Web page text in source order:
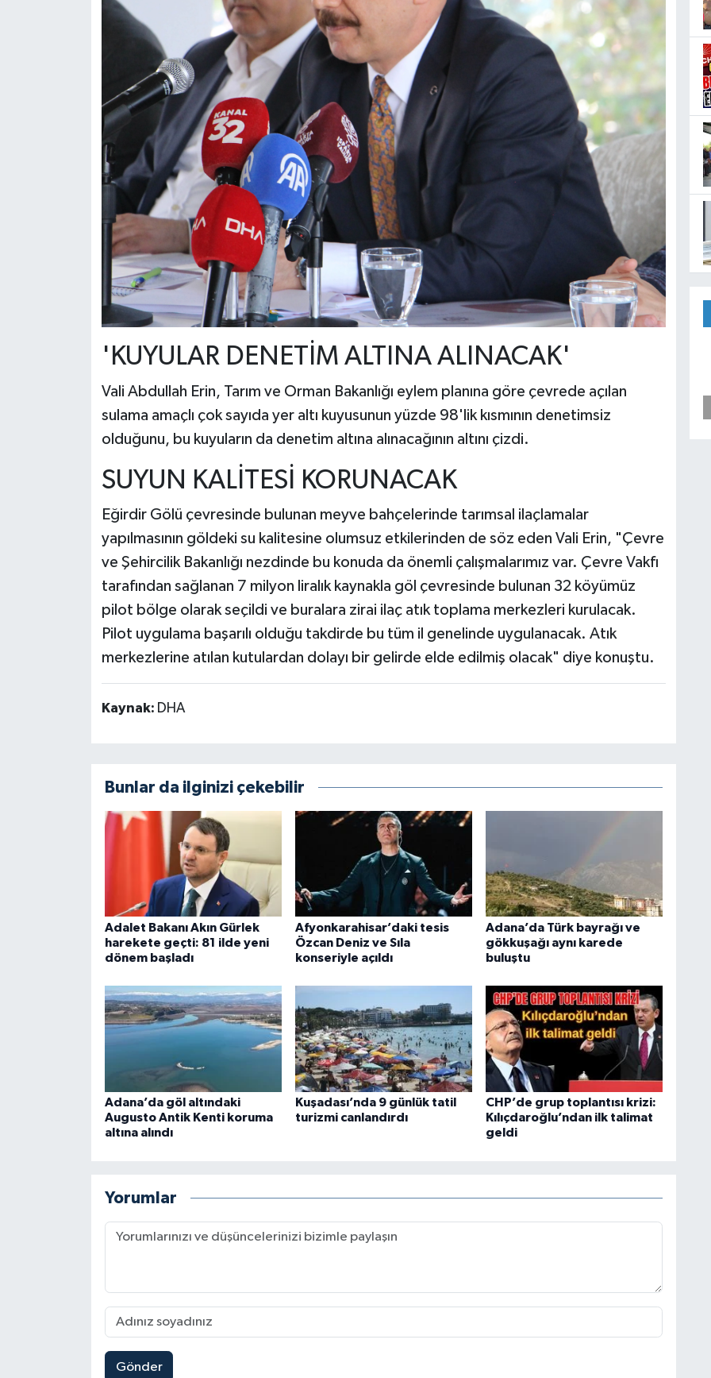
'KUYULAR DENETİM ALTINA ALINACAK'
Vali Abdullah Erin, Tarım ve Orman Bakanlığı eylem planına göre çevrede açılan
sulama amaçlı çok sayıda yer altı kuyusunun yüzde 98'lik kısmının denetimsiz
olduğunu, bu kuyuların da denetim altına alınacağının altını çizdi.
SUYUN KALİTESİ KORUNACAK
Eğirdir Gölü çevresinde bulunan meyve bahçelerinde tarımsal ilaçlamalar
yapılmasının göldeki su kalitesine olumsuz etkilerinden de söz eden Vali Erin, "Çevre
ve Şehircilik Bakanlığı nezdinde bu konuda da önemli çalışmalarımız var. Çevre Vakfı
tarafından sağlanan 7 milyon liralık kaynakla göl çevresinde bulunan 32 köyümüz
pilot bölge olarak seçildi ve buralara zirai ilaç atık toplama merkezleri kurulacak.
Pilot uygulama başarılı olduğu takdirde bu tüm il genelinde uygulanacak. Atık
merkezlerine atılan kutulardan dolayı bir gelirde elde edilmiş olacak" diye konuştu.
Kaynak: DHA
Bunlar da ilginizi çekebilir
Adalet Bakanı Akın Gürlek
harekete geçti: 81 ilde yeni
dönem başladı
Afyonkarahisar’daki tesis
Özcan Deniz ve Sıla
konseriyle açıldı
Adana’da Türk bayrağı ve
gökkuşağı aynı karede
buluştu
Adana’da göl altındaki
Augusto Antik Kenti koruma
altına alındı
Kuşadası’nda 9 günlük tatil
turizmi canlandırdı
CHP’de grup toplantısı krizi:
Kılıçdaroğlu’ndan ilk talimat
geldi
Yorumlar
Gönder